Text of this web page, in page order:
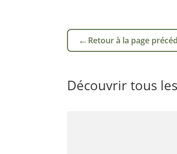
← Retour à la page
Découvrir tous